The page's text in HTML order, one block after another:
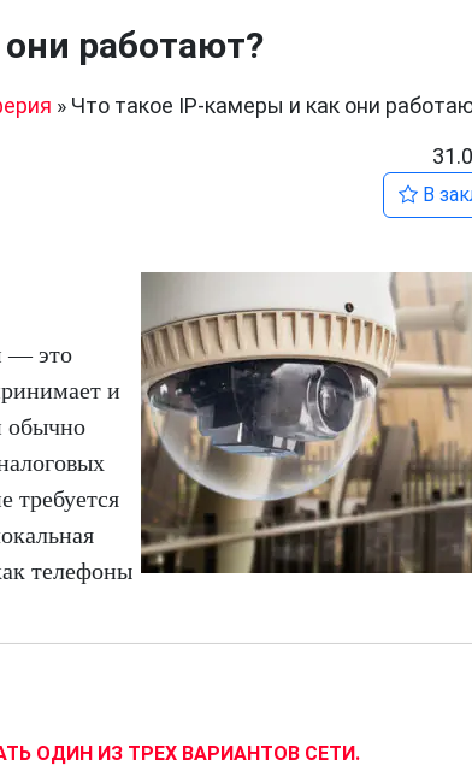
работают?
» Что такое IP-камеры и как они
В
— это
и
обычно
требуется
телефоны
ОДИН ИЗ ТРЕХ ВАРИАНТОВ СЕТИ.